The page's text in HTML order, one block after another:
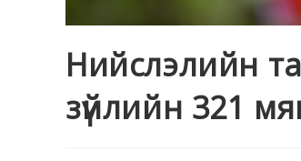
Нийслэлийн
зүйлийн 321